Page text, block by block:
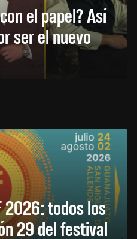
el papel? Así
ser el nuevo
2026: todos los
29 del festival